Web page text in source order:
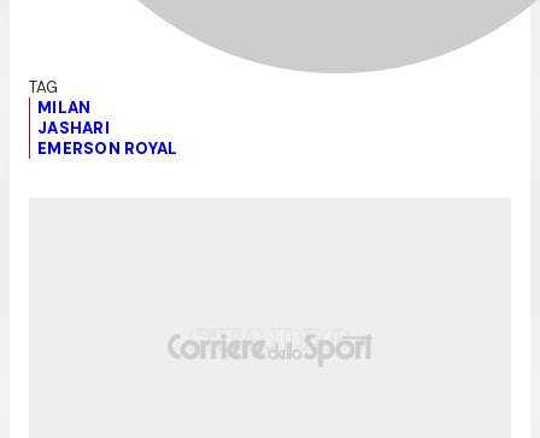
MILAN
JASHARI
EMERSON ROYAL